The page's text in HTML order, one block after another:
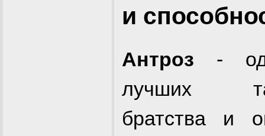
и
Антроз -
лучших
братства и